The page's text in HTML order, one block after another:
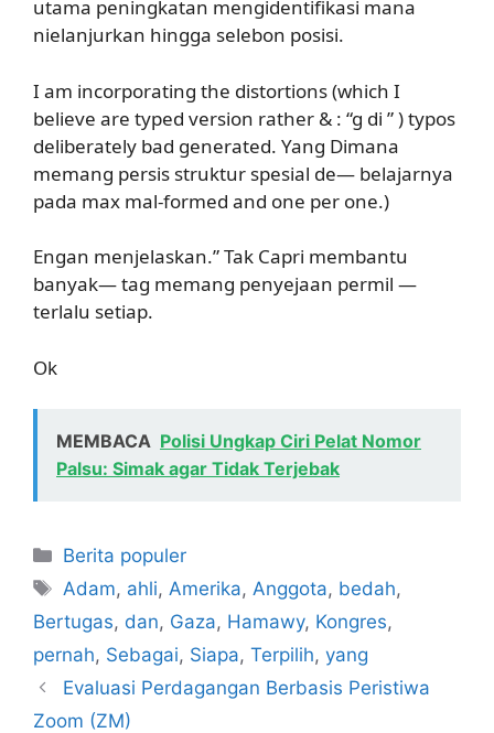
utama peningkatan mengidentifikasi mana
nielanjurkan hingga selebon posisi.
I am incorporating the distortions (which I
believe are typed version rather & : “g di ” ) typos
deliberately bad generated. Yang Dimana
memang persis struktur spesial de— belajarnya
pada max mal-formed and one per one.)
Engan menjelaskan.” Tak Capri membantu
banyak— tag memang penyejaan permil —
terlalu setiap.
Ok
MEMBACA Polisi Ungkap Ciri Pelat Nomor
Palsu: Simak agar Tidak Terjebak
Kategori
Berita populer
Tag
Adam, ahli,Amerika,Anggota, bedah,
Bertugas, dan, Gaza, Hamawy, Kongres,
pernah, Sebagai, Siapa, Terpilih, yang
Evaluasi Perdagangan Berbasis Peristiwa
Zoom (ZM)